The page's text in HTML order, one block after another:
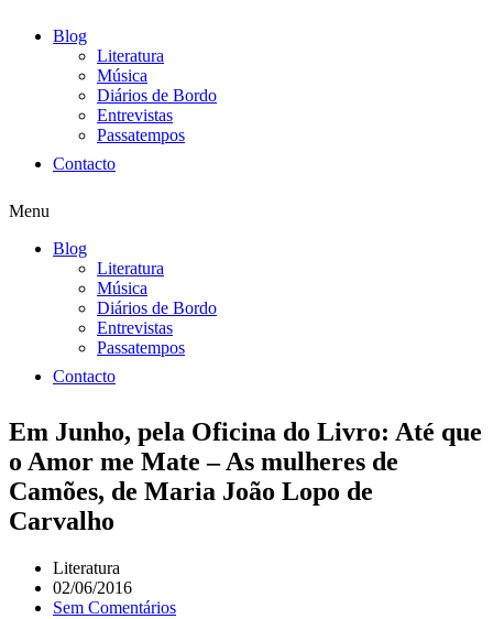
Blog
Literatura
Música
Diários de Bordo
Entrevistas
Passatempos
Contacto
Menu
Blog
Literatura
Música
Diários de Bordo
Entrevistas
Passatempos
Contacto
Em Junho, pela Oficina do Livro: Até que
o Amor me Mate – As mulheres de
Camões, de Maria João Lopo de
Carvalho
Literatura
02/06/2016
Sem Comentários